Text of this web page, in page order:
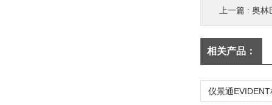
上一篇 : 奥林
相关产品：